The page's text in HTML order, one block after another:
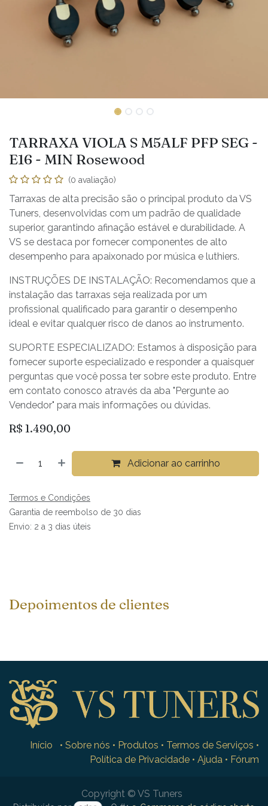
TARRAXA VIOLA S M5ALF PFP SEG -
E16 - MIN Rosewood
(0 avaliação)
Tarraxas de alta precisão são o principal produto da VS
Tuners, desenvolvidas com um padrão de qualidade
superior, garantindo afinação estável e durabilidade. A
VS se destaca por fornecer componentes de alto
desempenho para apaixonado por música e luthiers.
INSTRUÇÕES DE INSTALAÇÃO: Recomendamos que a
instalação das tarraxas seja realizada por um
profissional qualificado para garantir o desempenho
ideal e evitar qualquer risco de danos ao instrumento.
SUPORTE ESPECIALIZADO: Estamos à disposição para
fornecer suporte especializado e responder a quaisquer
perguntas que você possa ter sobre este produto. Entre
em contato conosco através da aba "Pergunte ao
Vendedor" para mais informações ou dúvidas.
R$ 1.490,00
Adicionar ao carrinho
Termos e Condições
Garantia de reembolso de 30 dias
Envio: 2 a 3 dias úteis
Depoimentos de clientes
Início • Sobre nós • Produtos • Termos de Serviços •
Política de Privacidade • Ajuda • Fórum
Copyright © VS Tuners